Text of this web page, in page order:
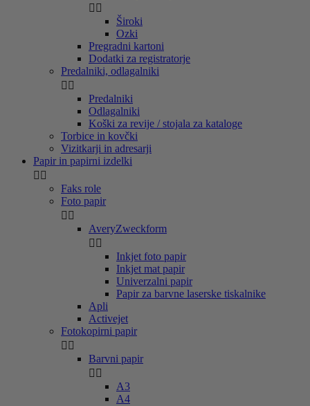
 
Široki
Ozki
Pregradni kartoni
Dodatki za registratorje
Predalniki, odlagalniki
 
Predalniki
Odlagalniki
Koški za revije / stojala za kataloge
Torbice in kovčki
Vizitkarji in adresarji
Papir in papirni izdelki
 
Faks role
Foto papir
 
AveryZweckform
 
Inkjet foto papir
Inkjet mat papir
Univerzalni papir
Papir za barvne laserske tiskalnike
Apli
Activejet
Fotokopirni papir
 
Barvni papir
 
A3
A4